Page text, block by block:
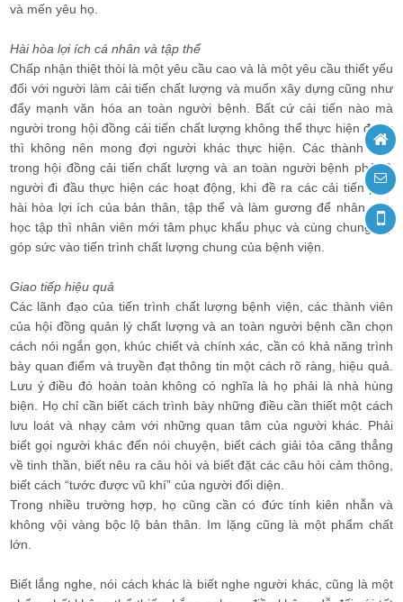
và mến yêu họ.
Hài hòa lợi ích cá nhân và tập thể
Chấp nhận thiệt thòi là một yêu cầu cao và là một yêu cầu thiết yếu
đối với người làm cải tiến chất lượng và muốn xây dựng cũng như
đẩy mạnh văn hóa an toàn người bệnh. Bất cứ cải tiến nào mà
người trong hội đồng cải tiến chất lượng không thể thực hiện được
thì không nên mong đợi người khác thực hiện. Các thành viên
trong hội đồng cải tiến chất lượng và an toàn người bệnh phải là
người đi đầu thực hiện các hoạt động, khi đề ra các cải tiến phải
hài hòa lợi ích của bản thân, tập thể và làm gương để nhân viên
học tập thì nhân viên mới tâm phục khẩu phục và cùng chung tay
góp sức vào tiến trình chất lượng chung của bệnh viện.
Giao tiếp hiệu quả
Các lãnh đạo của tiến trình chất lượng bệnh viện, các thành viên
của hội đồng quản lý chất lượng và an toàn người bệnh cần chọn
cách nói ngắn gọn, khúc chiết và chính xác, cần có khả năng trình
bày quan điểm và truyền đạt thông tin một cách rõ ràng, hiệu quả.
Lưu ý điều đó hoàn toàn không có nghĩa là họ phải là nhà hùng
biện. Họ chỉ cần biết cách trình bày những điều cần thiết một cách
lưu loát và nhạy cảm với những quan tâm của người khác. Phải
biết gọi người khác đến nói chuyện, biết cách giải tỏa căng thẳng
về tinh thần, biết nêu ra câu hỏi và biết đặt các câu hỏi cảm thông,
biết cách “tước được vũ khí” của người đối diện.
Trong nhiều trường hợp, họ cũng cần có đức tính kiên nhẫn và
không vội vàng bộc lộ bản thân. Im lặng cũng là một phẩm chất
lớn.
Biết lắng nghe, nói cách khác là biết nghe người khác, cũng là một